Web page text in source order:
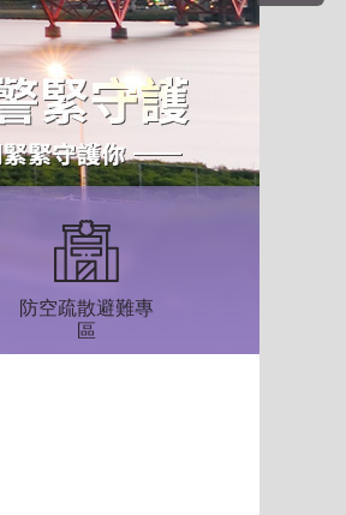
防空疏散避難專
區